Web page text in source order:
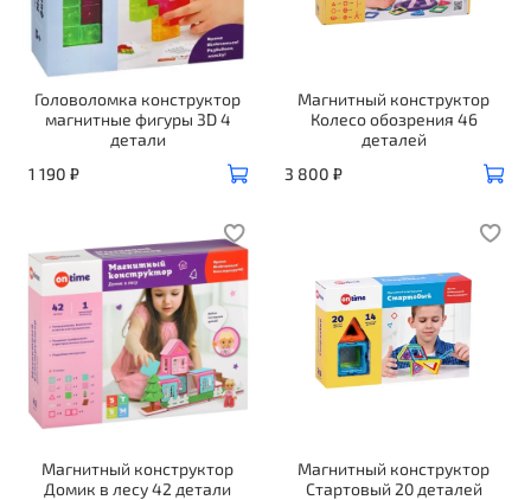
Головоломка конструктор
магнитные фигуры 3D 4
детали
1 190 ₽
Магнитный конструктор
Колесо обозрения 46
деталей
3 800 ₽
Магнитный конструктор
Домик в лесу 42 детали
Магнитный конструктор
Стартовый 20 деталей